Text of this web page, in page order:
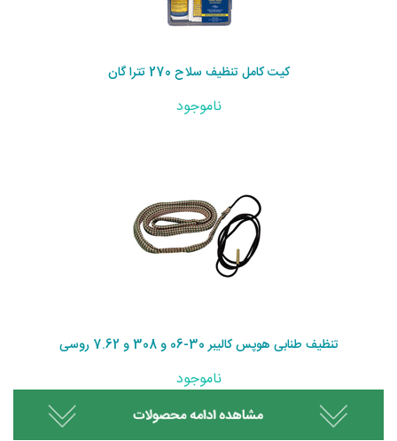
کیت کامل تنظیف سلاح 270 تترا گان
ناموجود
تنظیف طنابی هوپس کالیبر 30-06 و 308 و 7.62 روسی
ناموجود